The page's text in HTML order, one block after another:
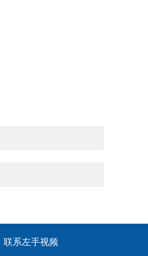
联系左手视频